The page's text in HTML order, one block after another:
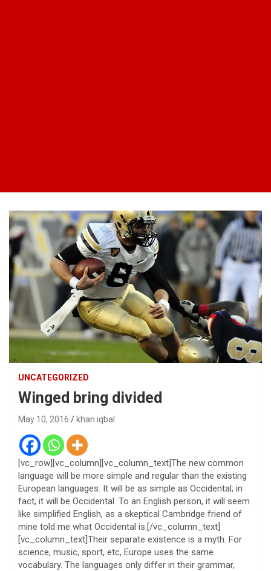
UNCATEGORIZED
Winged bring divided
May 10, 2016 khan iqbal
[vc_row][vc_column][vc_column_text]The new common
language will be more simple and regular than the existing
European languages. It will be as simple as Occidental; in
fact, it will be Occidental. To an English person, it will seem
like simplified English, as a skeptical Cambridge friend of
mine told me what Occidental is.[/vc_column_text]
[vc_column_text]Their separate existence is a myth. For
science, music, sport, etc, Europe uses the same
vocabulary. The languages only differ in their grammar,